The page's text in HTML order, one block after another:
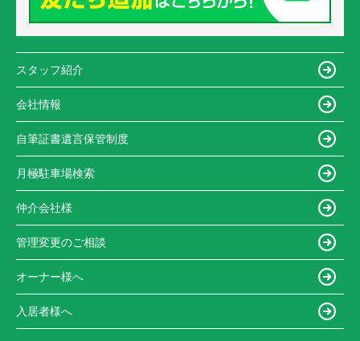
スタッフ紹介
会社情報
自筆証書遺言保管制度
月極駐車場検索
仲介会社様
管理変更のご相談
オーナー様へ
入居者様へ